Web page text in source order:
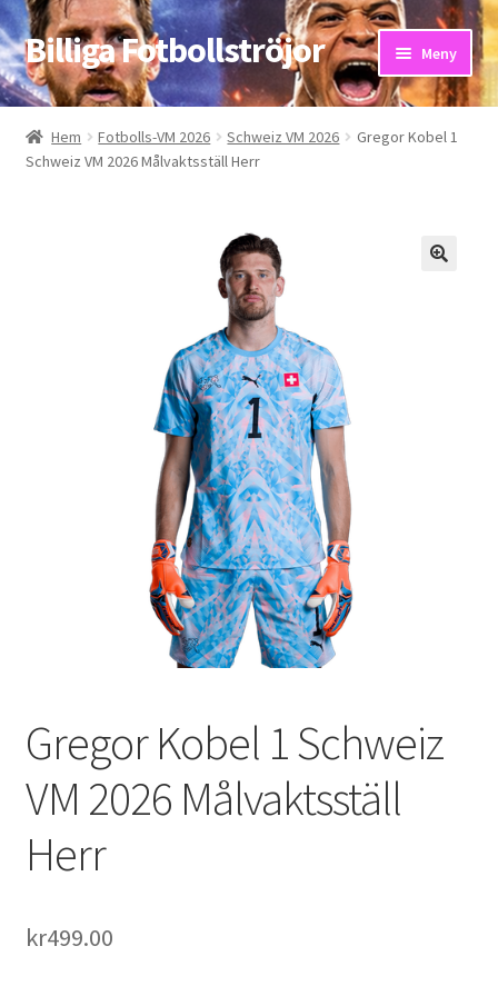
Hoppa
till
navigering
Hoppa
till
innehåll
Billiga Fotbollströjor Meny
Hem
Bloggar
Hem Fotbolls-VM 2026 Schweiz VM 2026
Gregor Kobel 1
Schweiz VM 2026 Målvaktsställ Herr
Gregor Kobel 1 Schweiz
VM 2026 Målvaktsställ
Herr
kr499.00